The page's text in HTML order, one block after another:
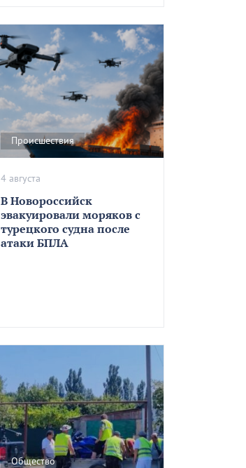
Происшествия
В Новороссийск
эвакуировали моряков с
турецкого судна после
атаки БПЛА
4 августа
Общество